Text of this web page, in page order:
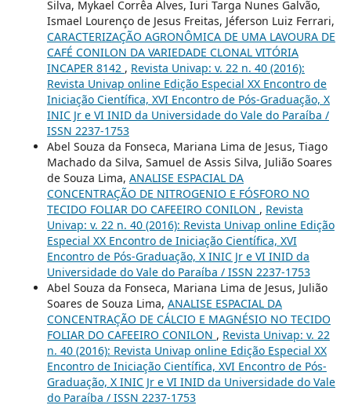
Silva, Mykael Corrêa Alves, Iuri Targa Nunes Galvão,
Ismael Lourenço de Jesus Freitas, Jéferson Luiz Ferrari,
CARACTERIZAÇÃO AGRONÔMICA DE UMA LAVOURA DE
CAFÉ CONILON DA VARIEDADE CLONAL VITÓRIA
INCAPER 8142 , Revista Univap: v. 22 n. 40 (2016):
Revista Univap online Edição Especial XX Encontro de
Iniciação Científica, XVI Encontro de Pós-Graduação, X
INIC Jr e VI INID da Universidade do Vale do Paraíba /
ISSN 2237-1753
Abel Souza da Fonseca, Mariana Lima de Jesus, Tiago
Machado da Silva, Samuel de Assis Silva, Julião Soares
de Souza Lima, ANALISE ESPACIAL DA
CONCENTRAÇÃO DE NITROGENIO E FÓSFORO NO
TECIDO FOLIAR DO CAFEEIRO CONILON , Revista
Univap: v. 22 n. 40 (2016): Revista Univap online Edição
Especial XX Encontro de Iniciação Científica, XVI
Encontro de Pós-Graduação, X INIC Jr e VI INID da
Universidade do Vale do Paraíba / ISSN 2237-1753
Abel Souza da Fonseca, Mariana Lima de Jesus, Julião
Soares de Souza Lima, ANALISE ESPACIAL DA
CONCENTRAÇÃO DE CÁLCIO E MAGNÉSIO NO TECIDO
FOLIAR DO CAFEEIRO CONILON , Revista Univap: v. 22
n. 40 (2016): Revista Univap online Edição Especial XX
Encontro de Iniciação Científica, XVI Encontro de Pós-
Graduação, X INIC Jr e VI INID da Universidade do Vale
do Paraíba / ISSN 2237-1753